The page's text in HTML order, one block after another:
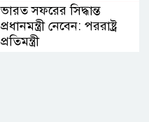
ভারত সফরের সিদ্ধান্ত
প্রধানমন্ত্রী নেবেন: পররাষ্ট্র
প্রতিমন্ত্রী